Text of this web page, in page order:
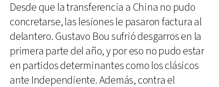
Desde que la transferencia a China no pudo
concretarse, las lesiones le pasaron factura al
delantero. Gustavo Bou sufrió desgarros en la
primera parte del año, y por eso no pudo estar
en partidos determinantes como los clásicos
ante Independiente. Además, contra el